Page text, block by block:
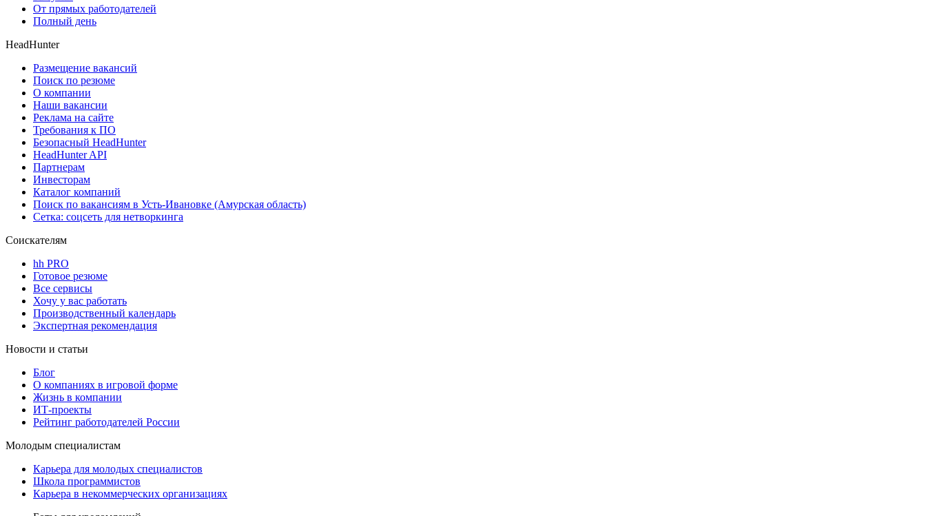
От прямых работодателей
Полный день
HeadHunter
Размещение вакансий
Поиск по резюме
О компании
Наши вакансии
Реклама на сайте
Требования к ПО
Безопасный HeadHunter
HeadHunter API
Партнерам
Инвесторам
Каталог компаний
Поиск по вакансиям в Усть-Ивановке (Амурская область)
Сетка: соцсеть для нетворкинга
Соискателям
hh PRO
Готовое резюме
Все сервисы
Хочу у вас работать
Производственный календарь
Экспертная рекомендация
Новости и статьи
Блог
О компаниях в игровой форме
Жизнь в компании
ИТ-проекты
Рейтинг работодателей России
Молодым специалистам
Карьера для молодых специалистов
Школа программистов
Карьера в некоммерческих организациях